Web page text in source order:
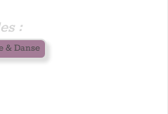
:
& Danse